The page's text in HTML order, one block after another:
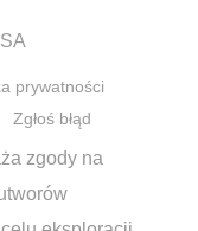
prywatności
Zgłoś błąd
zgody na